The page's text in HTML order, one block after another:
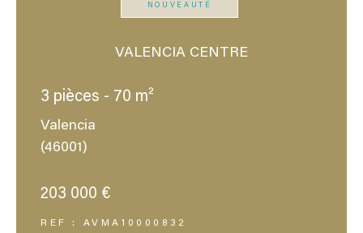
NOUVEAUTÉ
VALENCIA CENTRE
3 pièces - 70 m²
Valencia
(46001)
203 000 €
REF : AVMA10000832